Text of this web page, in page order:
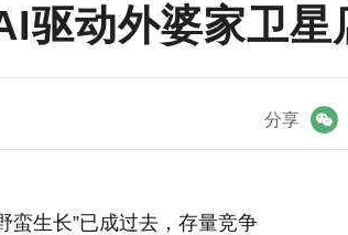
驱动外婆家卫星
分享
蛮生长”已成过去，存量竞争